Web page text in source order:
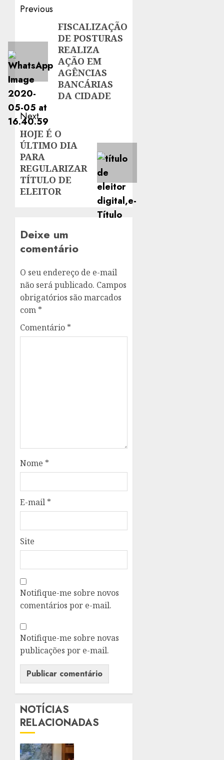
Post
navigation
Previous
post:
FISCALIZAÇÃO
DE POSTURAS
REALIZA
AÇÃO EM
AGÊNCIAS
BANCÁRIAS
DA CIDADE
Next
Next
post:
HOJE É O
ÚLTIMO DIA
PARA
REGULARIZAR
TÍTULO DE
ELEITOR
Deixe um
comentário
O seu endereço de e-mail
não será publicado. Campos
obrigatórios são marcados
com *
Comentário *
Nome *
E-mail *
Site
Notifique-me sobre novos
comentários por e-mail.
Notifique-me sobre novas
publicações por e-mail.
NOTÍCIAS
RELACIONADAS